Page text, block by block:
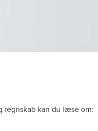
regnskab kan du læse om: